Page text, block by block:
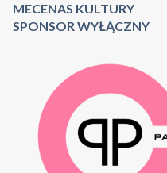
MECENAS KULTURY
SPONSOR WYŁĄCZNY